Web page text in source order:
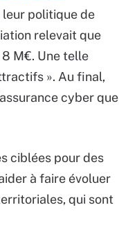
politique de
relevait que
M€. Une telle
». Au final,
cyber que
ciblées pour des
à faire évoluer
qui sont